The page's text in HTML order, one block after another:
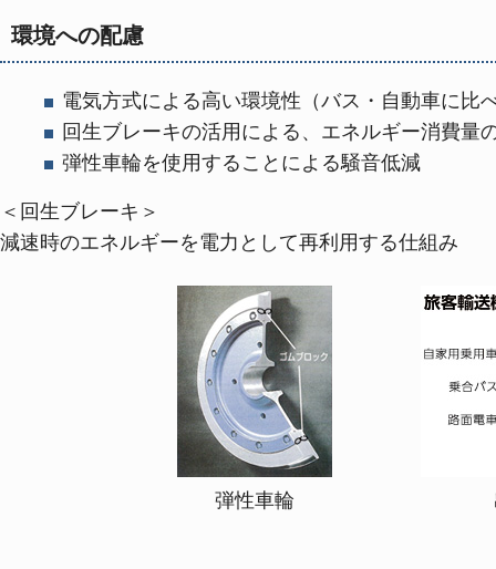
環境への配慮
電気方式による高い環境性（バス・自動車に比
回生ブレーキの活用による、エネルギー消費量
弾性車輪を使用することによる騒音低減
＜回生ブレーキ＞
減速時のエネルギーを電力として再利用する仕組み
弾性車輪 出典：平